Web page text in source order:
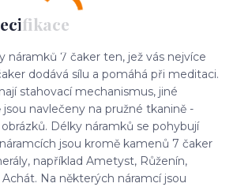
náramků 7 čaker ten, jež vás nejvíce
dodává sílu a pomáhá při meditaci.
stahovací mechanismus, jiné
jsou navlečeny na pružné tkanině -
Délky náramků se pohybují
jsou kromě kamenů 7 čaker
například Ametyst, Růženín,
Na některých náramcí jsou